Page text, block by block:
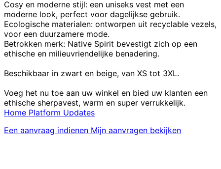
Cosy en moderne stijl: een uniseks vest met een
moderne look, perfect voor dagelijkse gebruik.
Ecologische materialen: ontworpen uit recyclable vezels,
voor een duurzamere mode.
Betrokken merk: Native Spirit bevestigt zich op een
ethische en milieuvriendelijke benadering.
Beschikbaar in zwart en beige, van XS tot 3XL.
Voeg het nu toe aan uw winkel en bied uw klanten een
ethische sherpavest, warm en super verrukkelijk.
Home Platform Updates
Een aanvraag indienen Mijn aanvragen bekijken